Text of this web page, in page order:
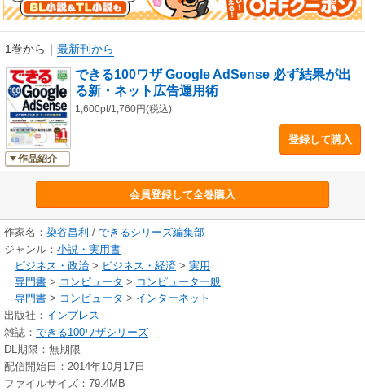
ど、ビジネスでも役立つ実践的なノウハウが満載です。
1巻から ｜ 最新刊から
作品紹介
できる100ワザ Google AdSense 必ず結果が出
る新・ネット広告運用術
1,600pt/1,760円(税込)
登録して購入
会員登録して全巻購入
作家名： 染谷昌利 / できるシリーズ編集部
ジャンル： 小説・実用書
ビジネス・政治 > ビジネス・経済 > 実用
専門書 > コンピュータ > コンピュータ一般
専門書 > コンピュータ > インターネット
出版社： インプレス
雑誌： できる100ワザシリーズ
DL期限：無期限
配信開始日：2014年10月17日
ファイルサイズ：79.4MB